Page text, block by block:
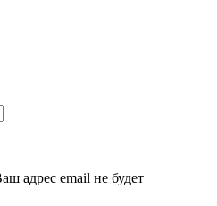
адрес email не будет